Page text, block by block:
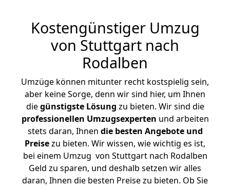
Kostengünstiger Umzug
von Stuttgart nach
Rodalben
Umzüge können mitunter recht kostspielig sein,
aber keine Sorge, denn wir sind hier, um Ihnen
diegünstigste Lösung zu bieten. Wir sind die
professionellen Umzugsexperten und arbeiten
stets daran, Ihnen die besten Angebote und
Preisezu bieten. Wir wissen, wie wichtig es ist,
bei einem Umzug von Stuttgart nach Rodalben
Geld zu sparen, und deshalb setzen wir alles
daran, Ihnen die besten Preise zu bieten. Ob Sie